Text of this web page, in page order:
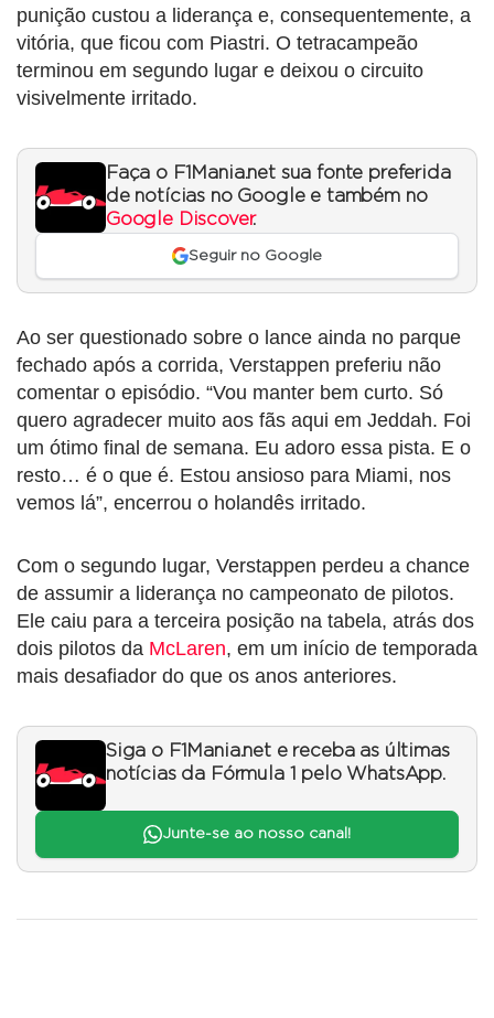
punição custou a liderança e, consequentemente, a
vitória, que ficou com Piastri. O tetracampeão
terminou em segundo lugar e deixou o circuito
visivelmente irritado.
Faça o F1Mania.net sua fonte preferida
de notícias no Google e também no
Google Discover.
Seguir no Google
Ao ser questionado sobre o lance ainda no parque
fechado após a corrida, Verstappen preferiu não
comentar o episódio. “Vou manter bem curto. Só
quero agradecer muito aos fãs aqui em Jeddah. Foi
um ótimo final de semana. Eu adoro essa pista. E o
resto… é o que é. Estou ansioso para Miami, nos
vemos lá”, encerrou o holandês irritado.
Com o segundo lugar, Verstappen perdeu a chance
de assumir a liderança no campeonato de pilotos.
Ele caiu para a terceira posição na tabela, atrás dos
dois pilotos da McLaren, em um início de temporada
mais desafiador do que os anos anteriores.
Siga o F1Mania.net e receba as últimas
notícias da Fórmula 1 pelo WhatsApp.
Junte-se ao nosso canal!